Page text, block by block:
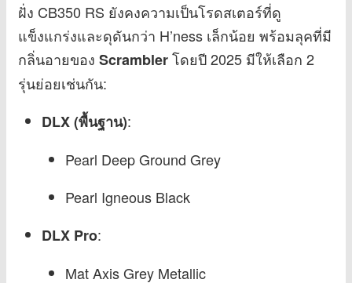
ฝั่ง CB350 RS ยังคงความเป็นโรดสเตอร์ที่ดู
แข็งแกร่งและดุดันกว่า H’ness เล็กน้อย พร้อมลุคที่มี
กลิ่นอายของ Scramblerโดยปี 2025 มีให้เลือก 2
รุ่นย่อยเช่นกัน:
DLX (พื้นฐาน):
Pearl Deep Ground Grey
Pearl Igneous Black
DLX Pro:
Mat Axis Grey Metallic